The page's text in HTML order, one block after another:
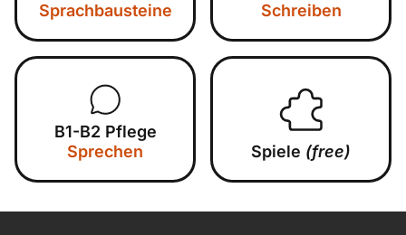
Sprachbausteine
Schreiben
B1-B2 Pflege
Sprechen
Spiele (free)